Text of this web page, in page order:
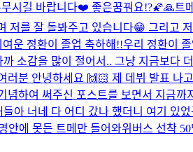
시길 바랍니다❤️ 좋은꿈꿔요!?🌠🙏트
를 잘 돌봐주고 있습니다😁 그리고
여운 정환이 졸업 축하해!!우리 정환이
소감을 많이 절어서.. 그냥 지금보다
러분 안녕하세요 🙌🏻 제 데뷔 발표 나
하여 써주신 포스트를 보면서 지금
들아 너네 다 어디 갔나 했더니 여기 있
안에 못든 트메만 들어와위버스 선착